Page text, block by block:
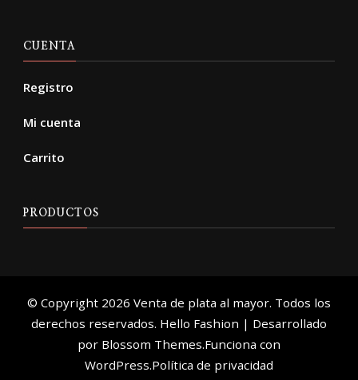
CUENTA
Registro
Mi cuenta
Carrito
PRODUCTOS
© Copyright 2026 Venta de plata al mayor. Todos los
derechos reservados. Hello Fashion | Desarrollado
por Blossom Themes.Funciona con
WordPress.Política de privacidad